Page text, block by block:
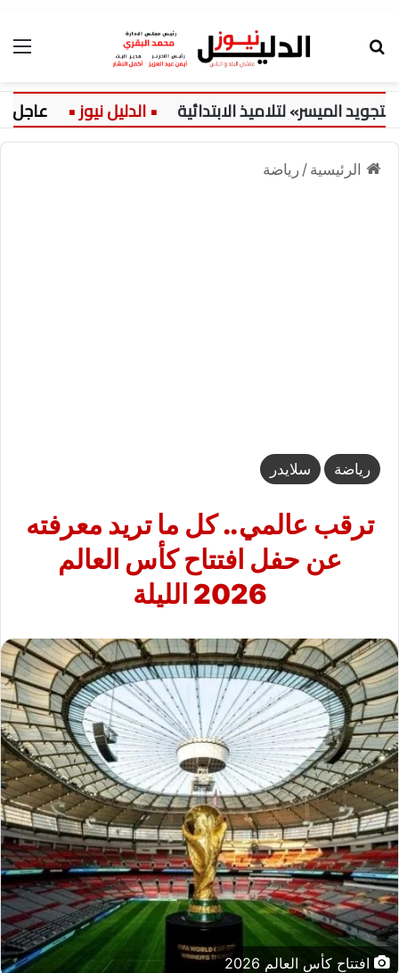
لتلاميذ الابتدائية عاجل:
الرئيسية / رياضة
رياضة سلايدر
ترقب عالمي.. كل ما تريد معرفته
عن حفل افتتاح كأس العالم
2026 الليلة
افتتاح كأس العالم 2026